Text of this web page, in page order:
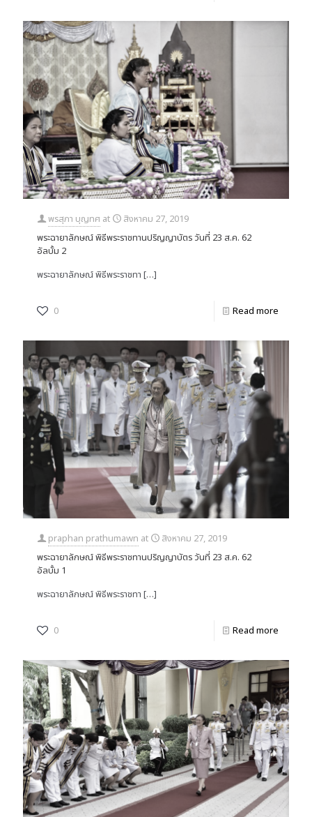
พรสุภา บุญทศ at
สิงหาคม 27, 2019
พระฉายาลักษณ์ พิธีพระราชทานปริญญาบัตร วันที่ 23 ส.ค. 62
อัลบั้ม 2
พระฉายาลักษณ์ พิธีพระราชทา […]
0 Read more
praphan prathumawn at
สิงหาคม 27, 2019
พระฉายาลักษณ์ พิธีพระราชทานปริญญาบัตร วันที่ 23 ส.ค. 62
อัลบั้ม 1
พระฉายาลักษณ์ พิธีพระราชทา […]
0 Read more